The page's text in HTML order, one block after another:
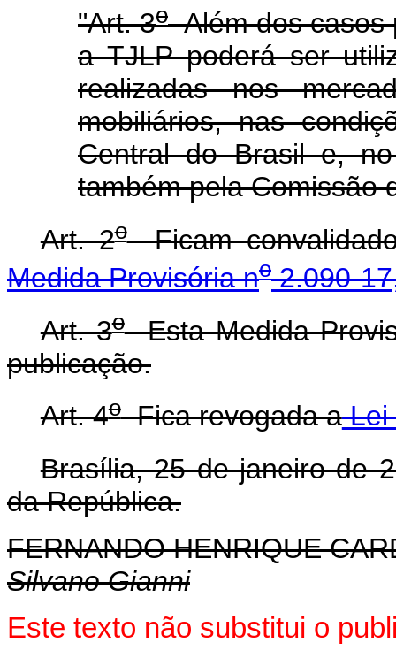
"Art. 3oAlém dos casos
a TJLP poderá ser
realizadas nos
mobiliários, nas
Central do Brasil e,
também pela Comissão
Art. 2oFicam
Medida Provisória no2.090-
Art. 3oEsta Medida
publicação.
Art. 4oFica revogada aLei
Brasília, 25 de janeiro de
da República.
FERNANDO HENRIQUE
Silvano Gianni
Este texto não substitui o